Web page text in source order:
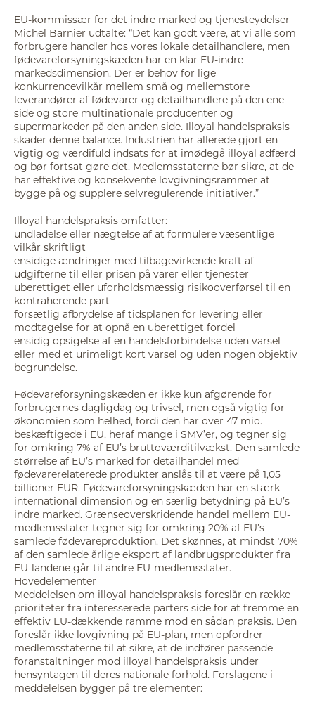
EU-kommissær for det indre marked og tjenesteydelser
Michel Barnier udtalte: “Det kan godt være, at vi alle som
forbrugere handler hos vores lokale detailhandlere, men
fødevareforsyningskæden har en klar EU-indre
markedsdimension. Der er behov for lige
konkurrencevilkår mellem små og mellemstore
leverandører af fødevarer og detailhandlere på den ene
side og store multinationale producenter og
supermarkeder på den anden side. Illoyal handelspraksis
skader denne balance. Industrien har allerede gjort en
vigtig og værdifuld indsats for at imødegå illoyal adfærd
og bør fortsat gøre det. Medlemsstaterne bør sikre, at de
har effektive og konsekvente lovgivningsrammer at
bygge på og supplere selvregulerende initiativer.”
Illoyal handelspraksis omfatter:
undladelse eller nægtelse af at formulere væsentlige
vilkår skriftligt
ensidige ændringer med tilbagevirkende kraft af
udgifterne til eller prisen på varer eller tjenester
uberettiget eller uforholdsmæssig risikooverførsel til en
kontraherende part
forsætlig afbrydelse af tidsplanen for levering eller
modtagelse for at opnå en uberettiget fordel
ensidig opsigelse af en handelsforbindelse uden varsel
eller med et urimeligt kort varsel og uden nogen objektiv
begrundelse.
Fødevareforsyningskæden er ikke kun afgørende for
forbrugernes dagligdag og trivsel, men også vigtig for
økonomien som helhed, fordi den har over 47 mio.
beskæftigede i EU, heraf mange i SMV’er, og tegner sig
for omkring 7% af EU’s bruttoværditilvækst. Den samlede
størrelse af EU’s marked for detailhandel med
fødevarerelaterede produkter anslås til at være på 1,05
billioner EUR. Fødevareforsyningskæden har en stærk
international dimension og en særlig betydning på EU’s
indre marked. Grænseoverskridende handel mellem EU-
medlemsstater tegner sig for omkring 20% af EU’s
samlede fødevareproduktion. Det skønnes, at mindst 70%
af den samlede årlige eksport af landbrugsprodukter fra
EU-landene går til andre EU-medlemsstater.
Hovedelementer
Meddelelsen om illoyal handelspraksis foreslår en række
prioriteter fra interesserede parters side for at fremme en
effektiv EU-dækkende ramme mod en sådan praksis. Den
foreslår ikke lovgivning på EU-plan, men opfordrer
medlemsstaterne til at sikre, at de indfører passende
foranstaltninger mod illoyal handelspraksis under
hensyntagen til deres nationale forhold. Forslagene i
meddelelsen bygger på tre elementer: